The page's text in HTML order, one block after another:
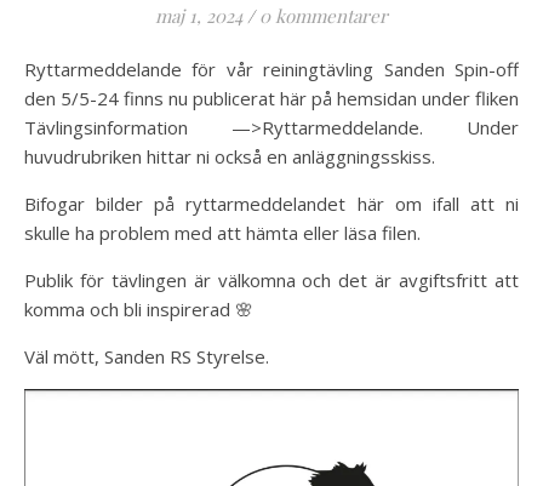
maj 1, 2024 / 0 kommentarer
Ryttarmeddelande för vår reiningtävling Sanden Spin-off
den 5/5-24 finns nu publicerat här på hemsidan under fliken
Tävlingsinformation —>Ryttarmeddelande. Under
huvudrubriken hittar ni också en anläggningsskiss.
Bifogar bilder på ryttarmeddelandet här om ifall att ni
skulle ha problem med att hämta eller läsa filen.
Publik för tävlingen är välkomna och det är avgiftsfritt att
komma och bli inspirerad 🌸
Väl mött, Sanden RS Styrelse.